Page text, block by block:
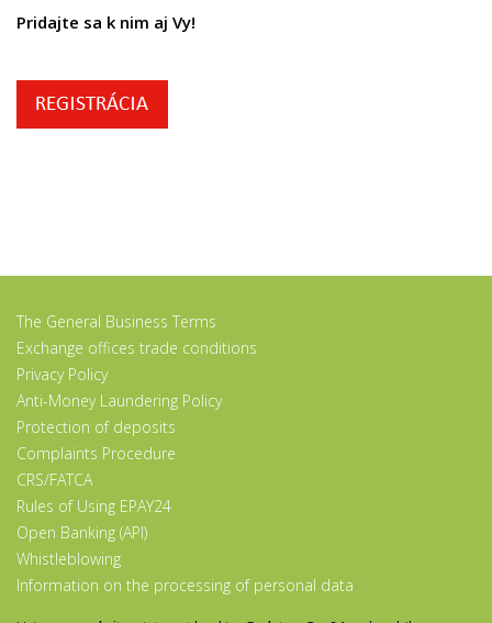
Pridajte sa k nim aj Vy!
The General Business Terms
Exchange offices trade conditions
Privacy Policy
Anti-Money Laundering Policy
Protection of deposits
Complaints Procedure
CRS/FATCA
Rules of Using EPAY24
Open Banking (API)
Whistleblowing
Information on the processing of personal data